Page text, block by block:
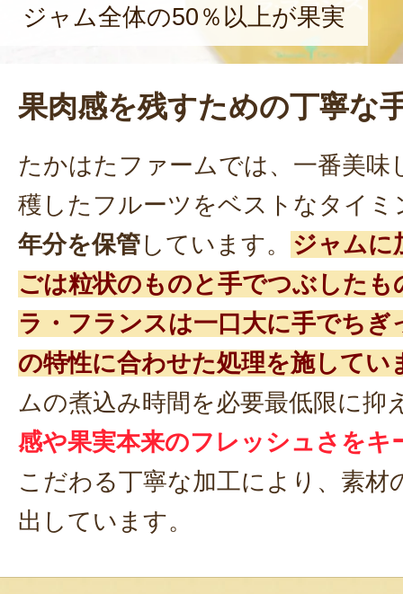
ジャム全体の50％以上が果実
果肉感を残すための丁寧な
たかはたファームでは、一番美味
穫したフルーツをベストなタイミ
年分を保管しています。
ジャムに
ごは粒状のものと手でつぶしたも
ラ・フランスは一口大に手でちぎ
の特性に合わせた処理を施してい
ムの煮込み時間を必要最低限に抑
感や果実本来のフレッシュさをキ
こだわる丁寧な加工により、素材
出しています。